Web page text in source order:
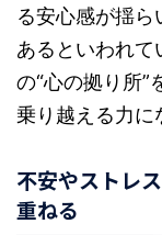
る安心感が揺
あるといわれて
の“心の拠り所”
乗り越える力に
不安やストレ
重ねる